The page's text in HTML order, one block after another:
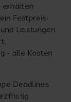
erhalten
Festpreis-
Leistungen
- alle Kosten
Deadlines